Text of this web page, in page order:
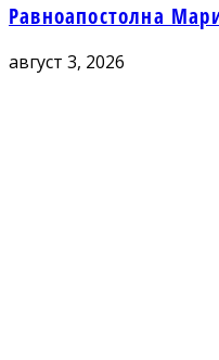
Равноапостолна
август 3, 2026